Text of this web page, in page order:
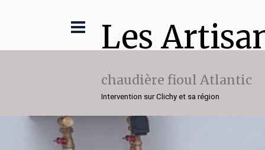
Les
chaudière fioul Atlantic
Intervention sur Clichy et sa région